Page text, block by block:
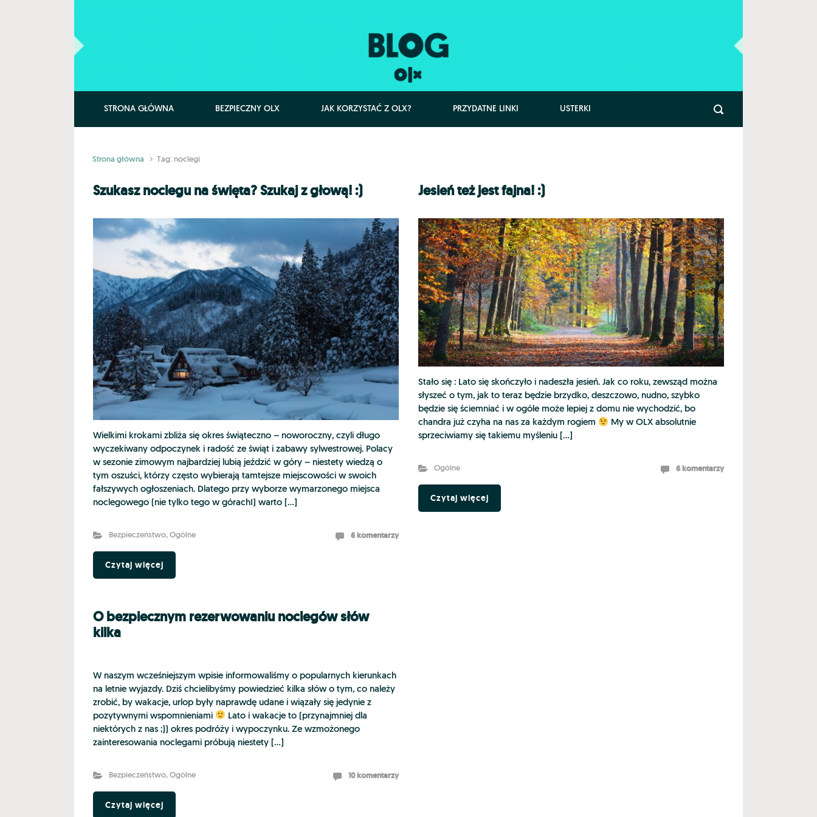
STRONA GŁÓWNA BEZPIECZNY OLX JAK KORZYSTAĆ Z OLX? PRZYDATNE LINKI USTERKI
Strona główna Tag: noclegi
Szukasz noclegu na święta? Szukaj z głową! :)
Wielkimi krokami zbliża się okres świąteczno – noworoczny, czyli długo
wyczekiwany odpoczynek i radość ze świąt i zabawy sylwestrowej. Polacy
w sezonie zimowym najbardziej lubią jeździć w góry – niestety wiedzą o
tym oszuści, którzy często wybierają tamtejsze miejscowości w swoich
fałszywych ogłoszeniach. Dlatego przy wyborze wymarzonego miejsca
noclegowego (nie tylko tego w górach!) warto […]
Bezpieczeństwo, Ogólne 6 komentarzy
Czytaj więcej
Jesień też jest fajna! :)
Stało się : Lato się skończyło i nadeszła jesień. Jak co roku, zewsząd można
słyszeć o tym, jak to teraz będzie brzydko, deszczowo, nudno, szybko
będzie się ściemniać i w ogóle może lepiej z domu nie wychodzić, bo
chandra już czyha na nas za każdym rogiem
My w OLX absolutnie
sprzeciwiamy się takiemu myśleniu […]
Ogólne 6 komentarzy
Czytaj więcej
O bezpiecznym rezerwowaniu noclegów słów
kilka
W naszym wcześniejszym wpisie informowaliśmy o popularnych kierunkach
na letnie wyjazdy. Dziś chcielibyśmy powiedzieć kilka słów o tym, co należy
zrobić, by wakacje, urlop były naprawdę udane i wiązały się jedynie z
pozytywnymi wspomnieniami
Lato i wakacje to (przynajmniej dla
niektórych z nas ;)) okres podróży i wypoczynku. Ze wzmożonego
zainteresowania noclegami próbują niestety […]
Bezpieczeństwo, Ogólne 10 komentarzy
Czytaj więcej